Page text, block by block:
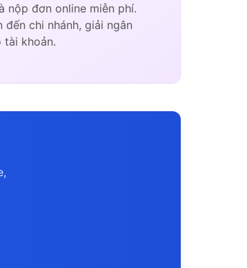
nộp đơn online miễn phí.
đến chi nhánh, giải ngân
tài khoản.